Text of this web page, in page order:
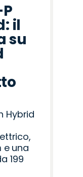
il
su
Hybrid
e una
199